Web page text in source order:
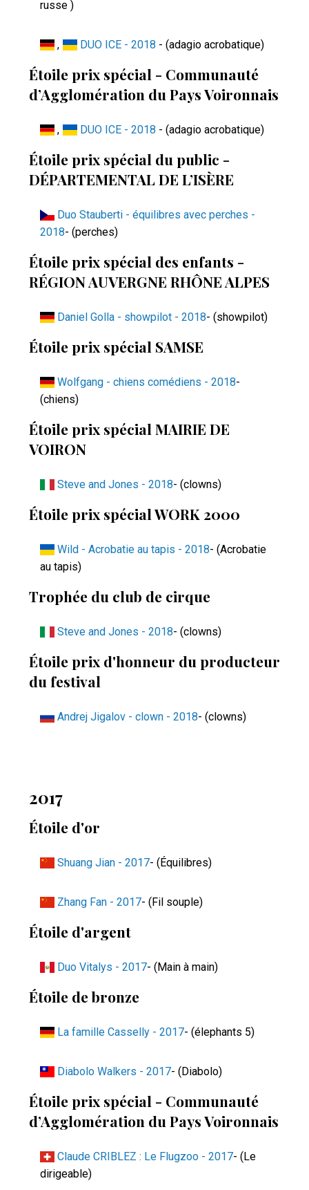
russe )
, DUO ICE - 2018 - (adagio acrobatique)
Étoile prix spécial - Communauté
d’Agglomération du Pays Voironnais
, DUO ICE - 2018 - (adagio acrobatique)
Étoile prix spécial du public -
DÉPARTEMENTAL DE L’ISÈRE
Duo Stauberti - équilibres avec perches -
2018- (perches)
Étoile prix spécial des enfants -
RÉGION AUVERGNE RHÔNE ALPES
Daniel Golla - showpilot - 2018- (showpilot)
Étoile prix spécial SAMSE
Wolfgang - chiens comédiens - 2018-
(chiens)
Étoile prix spécial MAIRIE DE
VOIRON
Steve and Jones - 2018- (clowns)
Étoile prix spécial WORK 2000
Wild - Acrobatie au tapis - 2018- (Acrobatie
au tapis)
Trophée du club de cirque
Steve and Jones - 2018- (clowns)
Étoile prix d'honneur du producteur
du festival
Andrej Jigalov - clown - 2018- (clowns)
2017
Étoile d'or
Shuang Jian - 2017- (Équilibres)
Zhang Fan - 2017- (Fil souple)
Étoile d'argent
Duo Vitalys - 2017- (Main à main)
Étoile de bronze
La famille Casselly - 2017- (élephants 5)
Diabolo Walkers - 2017- (Diabolo)
Étoile prix spécial - Communauté
d’Agglomération du Pays Voironnais
Claude CRIBLEZ : Le Flugzoo - 2017- (Le
dirigeable)